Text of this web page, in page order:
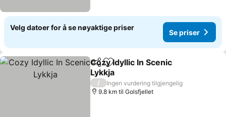
Velg datoer for å se nøyaktige priser
Se priser
Del Legg til i favoritter
Cozy Idyllic In Scenic
Lykkja
Se priser
/
Ingen vurdering tilgjengelig
9.8 km til Golsfjellet